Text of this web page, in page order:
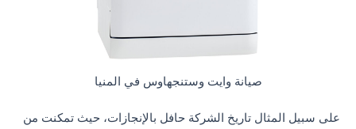
صيانة وايت وستنجهاوس في المنيا
على سبيل المثال تاريخ الشركة حافل بالإنجازات، حيث تمكنت من